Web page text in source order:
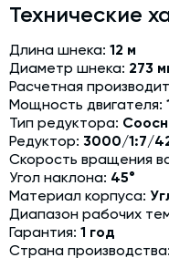
Срочная техпомощь.
Доставка, шеф-монтаж
Автоматизированные
сложности
Подбор и поставка
Экспертиза
Технический аудит
Проектирование
Технические
Длина шнека: 12 м
Диаметр шнека: 273
Расчетная
Мощность двигателя:
Тип редуктора:
Редуктор: 3000/1:7/
Скорость вращения
Угол наклона: 45°
Материал корпуса:
Диапазон рабочих
Гарантия: 1 год
Страна производства: